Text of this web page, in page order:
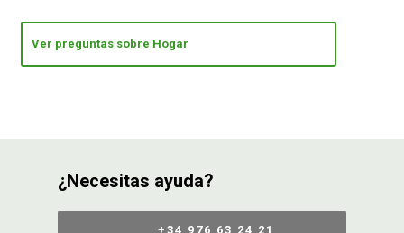
Ver preguntas sobre Hogar
¿Necesitas ayuda?
+34 976 63 24 21